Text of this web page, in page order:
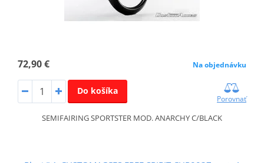
72,90 € Na objednávku
Do košíka
Porovnať
SEMIFAIRING SPORTSTER MOD. ANARCHY C/BLACK